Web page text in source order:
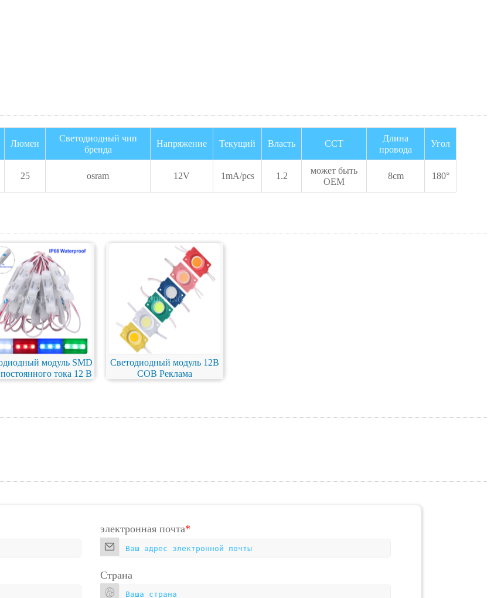
Люмен
Светодиодный чип
бренда
Напряжение Текущий Власть CCT
Длина
провода
Угол
25 osram 12V 1mA/pcs 1.2
может быть
OEM
8cm 180°
модуль SMD
тока 12 В
Светодиодный модуль 12В
COB Реклама
электронная почта*
Страна